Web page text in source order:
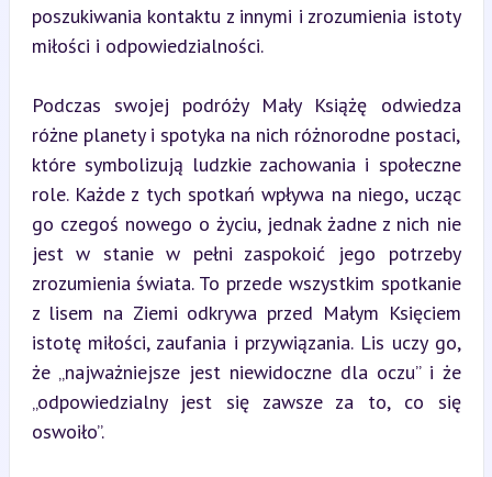
poszukiwania kontaktu z innymi i zrozumienia istoty
miłości i odpowiedzialności.
Podczas swojej podróży Mały Książę odwiedza
różne planety i spotyka na nich różnorodne postaci,
które symbolizują ludzkie zachowania i społeczne
role. Każde z tych spotkań wpływa na niego, ucząc
go czegoś nowego o życiu, jednak żadne z nich nie
jest w stanie w pełni zaspokoić jego potrzeby
zrozumienia świata. To przede wszystkim spotkanie
z lisem na Ziemi odkrywa przed Małym Księciem
istotę miłości, zaufania i przywiązania. Lis uczy go,
że „najważniejsze jest niewidoczne dla oczu” i że
„odpowiedzialny jest się zawsze za to, co się
oswoiło”.